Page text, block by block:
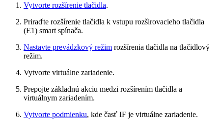
Vytvorte rozšírenie tlačidla.
Priraďte rozšírenie tlačidla k vstupu rozširovacieho tlačidla
(E1) smart spínača.
Nastavte prevádzkový režim rozšírenia tlačidla na tlačidlový
režim.
Vytvorte virtuálne zariadenie.
Prepojte základnú akciu medzi rozšírením tlačidla a
virtuálnym zariadením.
Vytvorte podmienku, kde časť IF je virtuálne zariadenie.